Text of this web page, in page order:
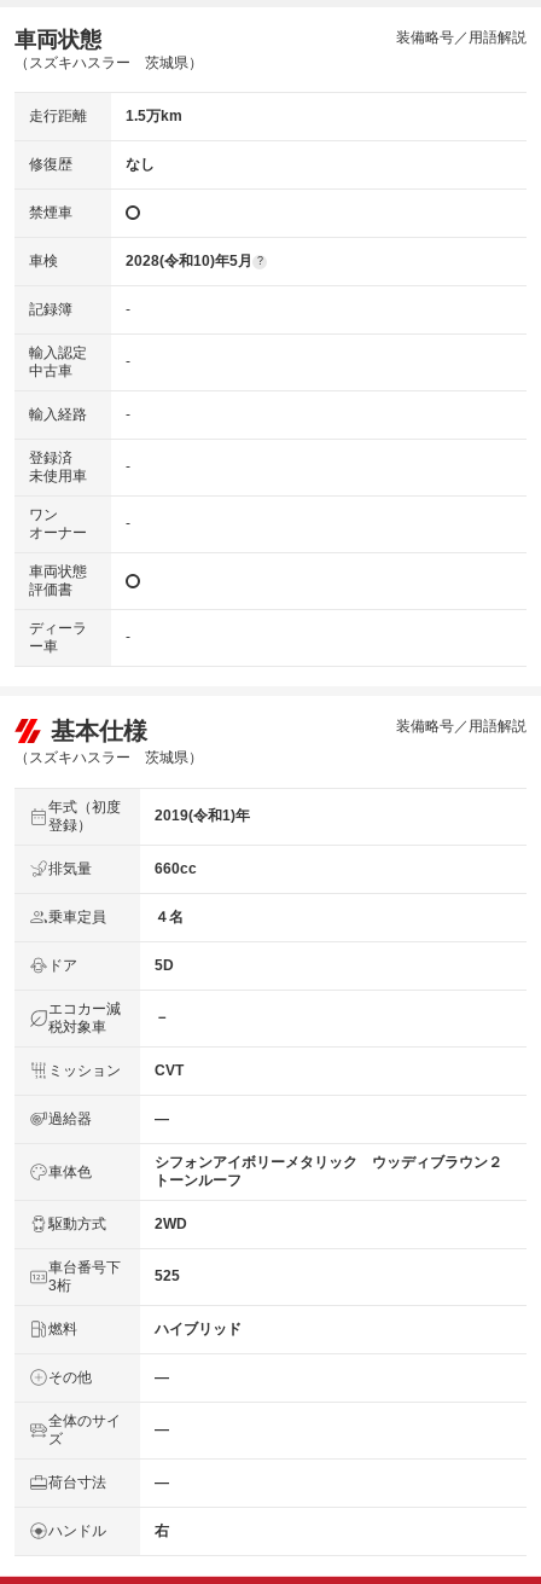
車両状態
（スズキハスラー 茨城県）
装備略号／用語解説
走行距離 1.5万km
修復歴 なし
禁煙車
車検 2028(令和10)年5月 ?
記録簿 -
輸入認定
中古車
-
輸入経路 -
登録済
未使用車
-
ワン
オーナー
-
車両状態
評価書
ディーラ
ー車
-
基本仕様
（スズキハスラー 茨城県）
装備略号／用語解説
年式（初度
登録）
2019(令和1)年
排気量 660cc
乗車定員 ４名
ドア 5D
エコカー減
税対象車
－
ミッション CVT
過給器 ―
車体色
シフォンアイボリーメタリック ウッディブラウン２
トーンルーフ
駆動方式 2WD
車台番号下
3桁
525
燃料 ハイブリッド
その他 ―
全体のサイ
ズ
―
荷台寸法 ―
ハンドル 右